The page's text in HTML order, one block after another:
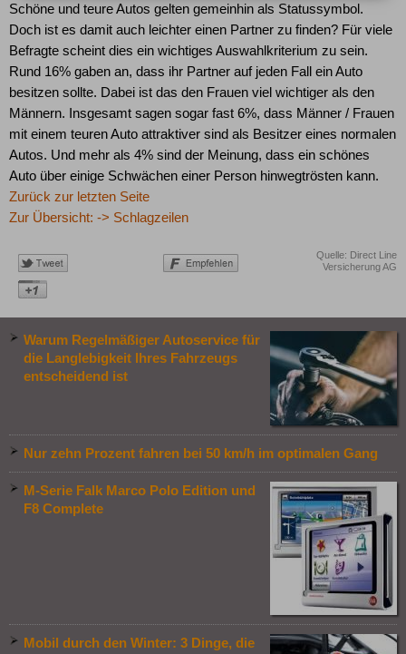
Schöne und teure Autos gelten gemeinhin als Statussymbol.
Doch ist es damit auch leichter einen Partner zu finden? Für viele
Befragte scheint dies ein wichtiges Auswahlkriterium zu sein.
Rund 16% gaben an, dass ihr Partner auf jeden Fall ein Auto
besitzen sollte. Dabei ist das den Frauen viel wichtiger als den
Männern. Insgesamt sagen sogar fast 6%, dass Männer / Frauen
mit einem teuren Auto attraktiver sind als Besitzer eines normalen
Autos. Und mehr als 4% sind der Meinung, dass ein schönes
Auto über einige Schwächen einer Person hinwegtrösten kann.
Zurück zur letzten Seite
Zur Übersicht: -> Schlagzeilen
Quelle: Direct Line
Versicherung AG
Warum Regelmäßiger Autoservice für
die Langlebigkeit Ihres Fahrzeugs
entscheidend ist
Nur zehn Prozent fahren bei 50 km/h im optimalen Gang
M-Serie Falk Marco Polo Edition und
F8 Complete
Mobil durch den Winter: 3 Dinge, die